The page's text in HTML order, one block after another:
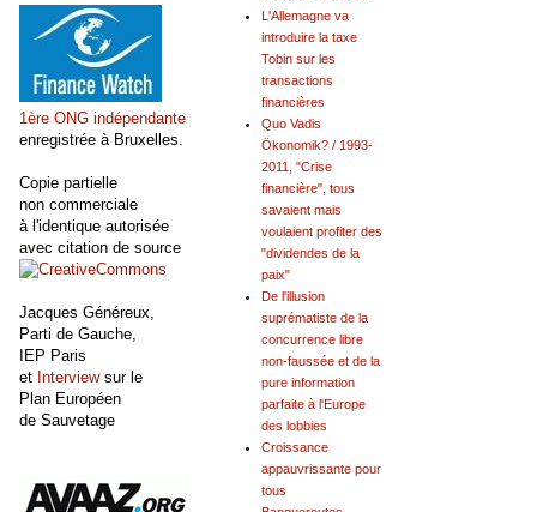
L'Allemagne va
introduire la taxe
Tobin sur les
transactions
financières
Quo Vadis
Ökonomik? / 1993-
2011, "Crise
financière", tous
savaient mais
voulaient profiter des
"dividendes de la
paix"
De l'illusion
suprématiste de la
concurrence libre
non-faussée et de la
pure information
parfaite à l'Europe
des lobbies
Croissance
appauvrissante pour
tous
1ère ONG indépendante
enregistrée à Bruxelles.
Copie partielle
non commerciale
à l'identique autorisée
avec citation de source
Jacques Généreux,
Parti de Gauche,
IEP Paris
et Interviewsur le
Plan Européen
de Sauvetage